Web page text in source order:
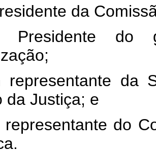
da
do
representante da
da Justiça; e
do